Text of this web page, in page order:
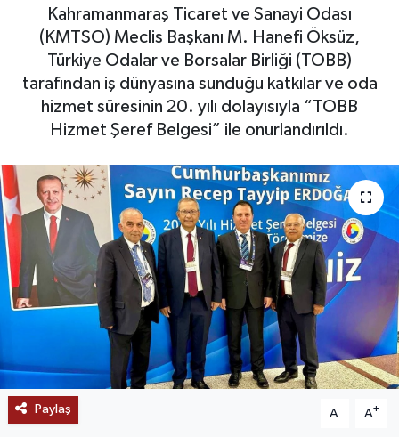
Kahramanmaraş Ticaret ve Sanayi Odası
(KMTSO) Meclis Başkanı M. Hanefi Öksüz,
Türkiye Odalar ve Borsalar Birliği (TOBB)
tarafından iş dünyasına sunduğu katkılar ve oda
hizmet süresinin 20. yılı dolayısıyla “TOBB
Hizmet Şeref Belgesi” ile onurlandırıldı.
Paylaş A- A+
EKONOMİ
GÜNDEM
MAGAZİN
SAĞLIK
EĞİTİM
BÖLGE
KEŞFET
DÜNYA
Tüm Manşetler
Son Dakika Haberleri
Haber Arşivi